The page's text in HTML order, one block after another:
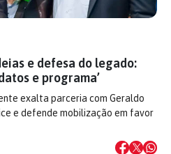
e defesa do legado:
e programa’
exalta parceria com Geraldo
e defende mobilização em favor